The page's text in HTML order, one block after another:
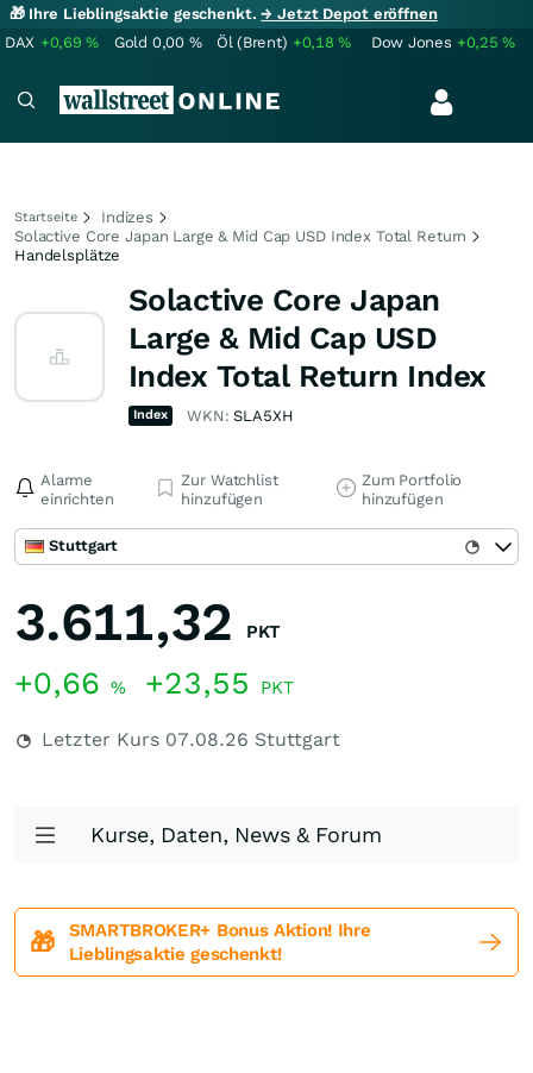
🎁 Ihre Lieblingsaktie geschenkt.→ Jetzt Depot eröffnen
DAX +0,69% Gold 0,00 % Öl (Brent) +0,18% Dow Jones +0,25%
Startseite
Indizes
Solactive Core Japan Large & Mid Cap USD Index Total Return
Handelsplätze
Solactive Core Japan
Large & Mid Cap USD
Index Total Return Index
Index WKN:SLA5XH
Alarme
einrichten
Zur Watchlist
hinzufügen
Zum Portfolio
hinzufügen
Stuttgart
3.611,32 PKT
+0,66 % +23,55 PKT
Letzter Kurs 07.08.26 Stuttgart
Kurse, Daten, News & Forum
🎁
SMARTBROKER+ Bonus Aktion! Ihre
Lieblingsaktie geschenkt!